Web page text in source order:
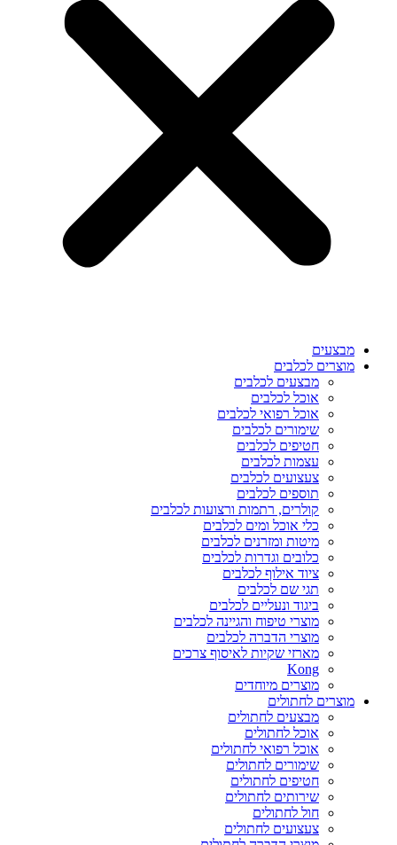
מבצעים
מוצרים לכלבים
מבצעים לכלבים
אוכל לכלבים
אוכל רפואי לכלבים
שימורים לכלבים
חטיפים לכלבים
עצמות לכלבים
צעצועים לכלבים
תוספים לכלבים
קולרים, רתמות ורצועות לכלבים
כלי אוכל ומים לכלבים
מיטות ומזרנים לכלבים
כלובים וגדרות לכלבים
ציוד אילוף לכלבים
תגי שם לכלבים
ביגוד ונעליים לכלבים
מוצרי טיפוח והגיינה לכלבים
מוצרי הדברה לכלבים
מארזי שקיות לאיסוף צרכים
Kong
מוצרים מיוחדים
מוצרים לחתולים
מבצעים לחתולים
אוכל לחתולים
אוכל רפואי לחתולים
שימורים לחתולים
חטיפים לחתולים
שירותים לחתולים
חול לחתולים
צעצועים לחתולים